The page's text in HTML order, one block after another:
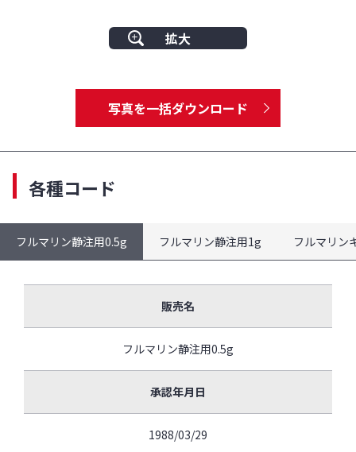
拡大
写真を一括ダウンロード
各種コード
フルマリン静注用0.5g フルマリン静注用1g フルマリン
販売名
フルマリン静注用0.5g
承認年月日
1988/03/29